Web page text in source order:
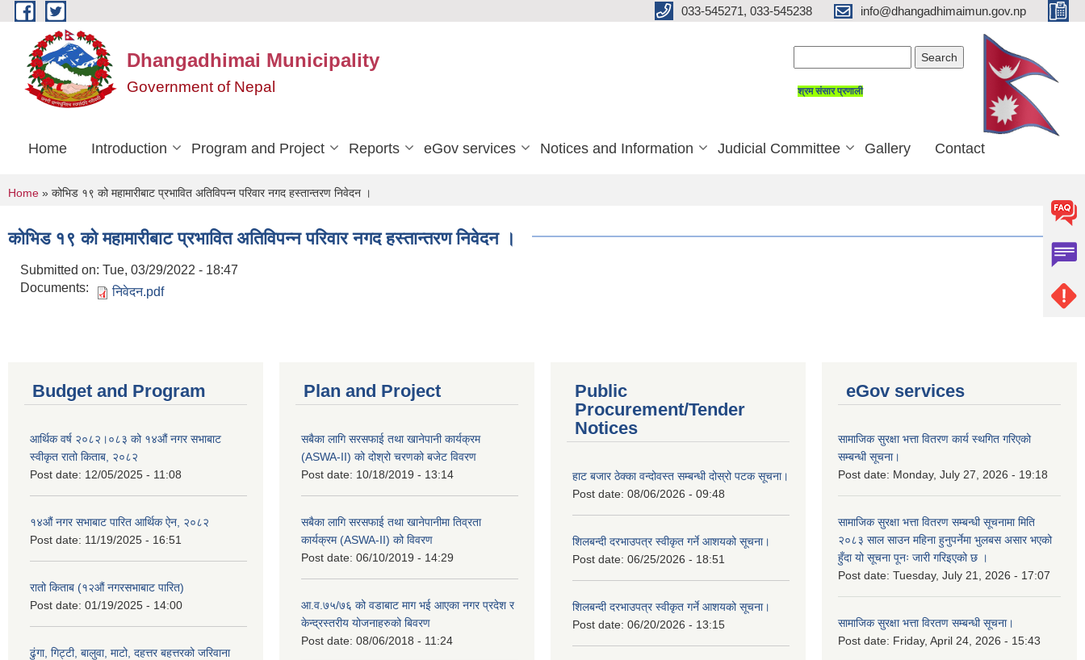
Skip to main content 033-545271, 033-545238 info@dhangadhimaimun.gov.np
Dhangadhimai Municipality
Government of Nepal श्रम संसार प्रणाली
Home Introduction Program and Project Reports eGov services Notices and Information Judicial Committee Gallery Contact
You are here
Home » कोभिड १९ को महामारीबाट प्रभावित अतिविपन्न परिवार नगद हस्तान्तरण निवेदन ।
कोभिड १९ को महामारीबाट प्रभावित अतिविपन्न परिवार नगद हस्तान्तरण निवेदन ।
Submitted on: Tue, 03/29/2022 - 18:47
Documents:
निवेदन.pdf
Budget and Program
आर्थिक वर्ष २०८२।०८३ को १४औं नगर सभाबाट
स्वीकृत रातो किताब, २०८२
Post date: 12/05/2025 - 11:08
१४औं नगर सभाबाट पारित आर्थिक ऐन, २०८२
Post date: 11/19/2025 - 16:51
रातो किताब (१२औं नगरसभाबाट पारित)
Post date: 01/19/2025 - 14:00
ढुंगा, गिट्टी, बालुवा, माटो, दहत्तर बहत्तरको जरिवाना
Plan and Project
सबैका लागि सरसफाई तथा खानेपानी कार्यक्रम
(ASWA-II) को दोश्रो चरणको बजेट विवरण
Post date: 10/18/2019 - 13:14
सबैका लागि सरसफाई तथा खानेपानीमा तिव्रता
कार्यक्रम (ASWA-II) को विवरण
Post date: 06/10/2019 - 14:29
आ.व.७५/७६ को वडाबाट माग भई आएका नगर प्रदेश र
केन्द्रस्तरीय योजनाहरुको बिवरण
Post date: 08/06/2018 - 11:24
Public
Procurement/Tender
Notices
हाट बजार ठेक्का वन्दोवस्त सम्बन्धी दोस्रो पटक सूचना।
Post date: 08/06/2026 - 09:48
शिलबन्दी दरभाउपत्र स्वीकृत गर्ने आशयको सूचना।
Post date: 06/25/2026 - 18:51
शिलबन्दी दरभाउपत्र स्वीकृत गर्ने आशयको सूचना।
Post date: 06/20/2026 - 13:15
eGov services
सामाजिक सुरक्षा भत्ता वितरण कार्य स्थगित गरिएको
सम्बन्धी सूचना।
Post date: Monday, July 27, 2026 - 19:18
सामाजिक सुरक्षा भत्ता वितरण सम्बन्धी सूचनामा मिति
२०८३ साल साउन महिना हुनुपर्नेमा भुलबस असार भएको
हुँदा यो सूचना पूनः जारी गरिइएको छ ।
Post date: Tuesday, July 21, 2026 - 17:07
सामाजिक सुरक्षा भत्ता विरतण सम्बन्धी सूचना।
Post date: Friday, April 24, 2026 - 15:43